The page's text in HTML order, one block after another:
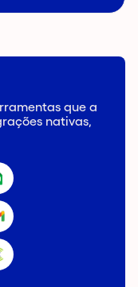
que a
nativas,